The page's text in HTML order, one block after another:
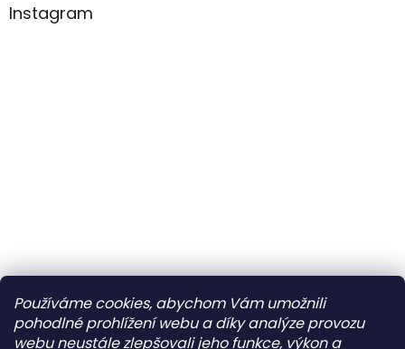
Používáme cookies, abychom Vám umožnili
pohodlné prohlížení webu a díky analýze provozu
webu neustále zlepšovali jeho funkce, výkon a
Instagram
Sledovat na Instagramu
Ne
Zavřeno
Po
Zavřeno